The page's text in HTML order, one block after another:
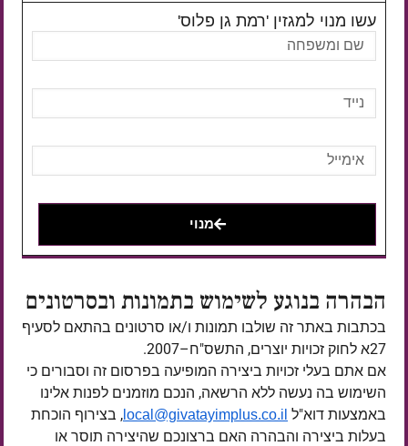
עשו מנוי למגזין 'רמת גן פלוס'
מנוי
הבהרה בנוגע לשימוש בתמונות ובסרטונים
בכתבות באתר זה שולבו תמונות ו/או סרטונים בהתאם לסעיף
27א לחוק זכויות יוצרים, התשס"ח–2007.
אם אתם בעלי זכויות ביצירה המופיעה בפרסום זה וסבורים כי
השימוש בה נעשה ללא הרשאה, הנכם מוזמנים לפנות אלינו
באמצעות דוא"ל local@givatayimplus.co.il , בצירוף הוכחת
בעלות ביצירה והבהרה האם ברצונכם שהיצירה תוסר או